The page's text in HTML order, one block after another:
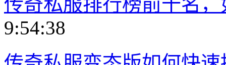
传奇私服排行榜前十名
9:54:38